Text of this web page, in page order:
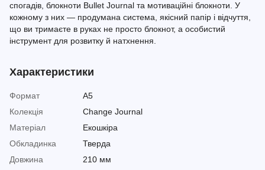
спогадів, блокноти Bullet Journal та мотиваційні блокноти. У
кожному з них — продумана система, якісний папір і відчуття,
що ви тримаєте в руках не просто блокнот, а особистий
інструмент для розвитку й натхнення.
Характеристики
Формат
A5
Колекція
Change Journal
Матеріал
Екошкіра
Обкладинка
Тверда
Довжина
210 мм